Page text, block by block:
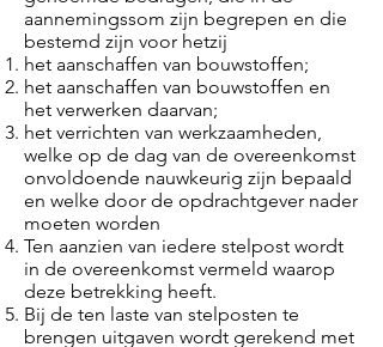
aannemingssom zijn begrepen en die
bestemd zijn voor hetzij
het aanschaffen van bouwstoffen;
het aanschaffen van bouwstoffen en
het verwerken daarvan;
het verrichten van werkzaamheden,
welke op de dag van de overeenkomst
onvoldoende nauwkeurig zijn bepaald
en welke door de opdrachtgever nader
moeten worden
Ten aanzien van iedere stelpost wordt
in de overeenkomst vermeld waarop
deze betrekking heeft.
Bij de ten laste van stelposten te
brengen uitgaven wordt gerekend met